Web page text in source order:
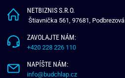
NETBIZNIS S.R.O.
Štiavnička 561, 97681, Podbrezová
ZAVOLAJTE NÁM:
+420 228 226 110
NAPÍŠTE NÁM:
info@budchlap.cz